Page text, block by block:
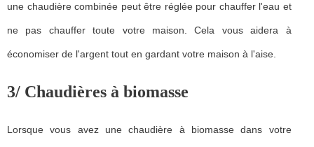
une chaudière combinée peut être réglée pour chauffer l'eau et
ne pas chauffer toute votre maison. Cela vous aidera à
économiser de l'argent tout en gardant votre maison à l'aise.
3/ Chaudières à biomasse
Lorsque vous avez une chaudière à biomasse dans votre